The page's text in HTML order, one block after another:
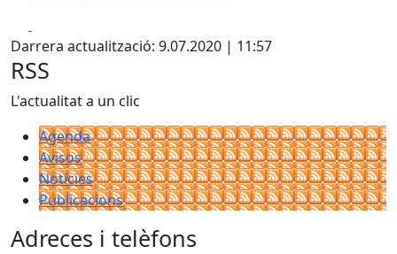
Darrera actualització: 9.07.2020 | 11:57
RSS
L'actualitat a un clic
Agenda
Avisos
Notícies
Publicacions
Adreces i telèfons